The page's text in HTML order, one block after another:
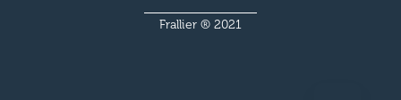
Frallier ® 2021